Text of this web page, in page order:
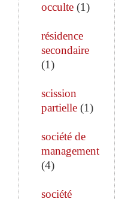
occulte (1)
résidence
secondaire
(1)
scission
partielle (1)
société de
management
(4)
société